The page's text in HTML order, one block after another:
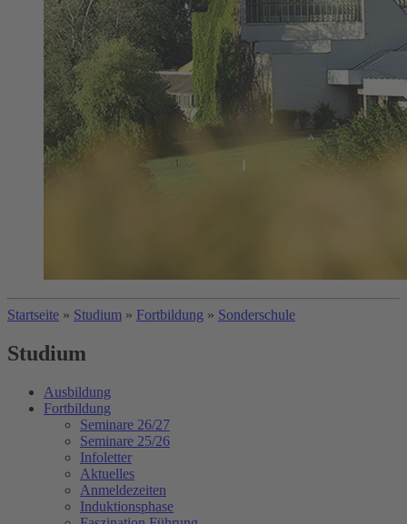
Startseite » Studium » Fortbildung » Sonderschule
Studium
Ausbildung
Fortbildung
Seminare 26/27
Seminare 25/26
Infoletter
Aktuelles
Anmeldezeiten
Induktionsphase